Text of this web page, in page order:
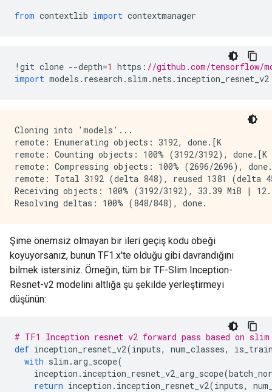
from contextlib import contextmanager
! git clone --depth=1 https : //github.com/tensorflow/
import models . research . slim .nets .
Cloning into 'models'...
remote: Enumerating objects: 3192, done.[K
remote: Counting objects: 100% (3192/3192), done.[K
remote: Compressing objects: 100% (2696/2696),
remote: Total 3192 (delta 848), reused 1381 (delta
Receiving objects: 100% (3192/3192), 33.39 MiB |
Şime önemsiz olmayan bir ileri geçiş kodu öbeği
koyuyorsanız, bunun TF1.x'te olduğu gibi davrandığını
bilmek istersiniz. Örneğin, tüm bir TF-Slim Inception-
Resnet-v2 modelini altlığa şu şekilde yerleştirmeyi
düşünün:
# TF1 Inception resnet v2 forward pass based on
def inception_resnet_v2(inputs, num_classes,
with slim .arg_scope(
inception . inception_resnet_v2_arg_scope(
return inception . inception_resnet_v2(inputs,